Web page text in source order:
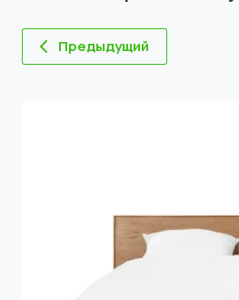
Предыдущий